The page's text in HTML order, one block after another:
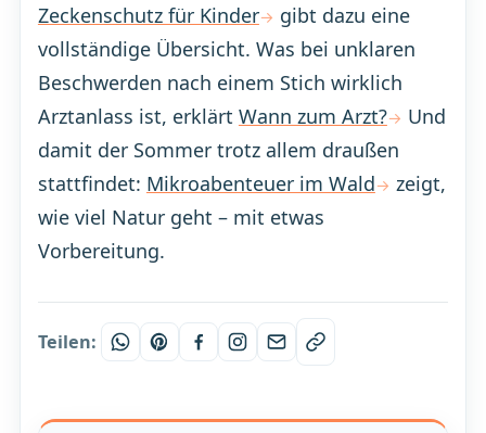
Zeckenschutz für Kinder
gibt dazu eine
vollständige Übersicht. Was bei unklaren
Beschwerden nach einem Stich wirklich
Arztanlass ist, erklärt Wann zum Arzt?
Und
damit der Sommer trotz allem draußen
stattfindet: Mikroabenteuer im Wald
zeigt,
wie viel Natur geht – mit etwas
Vorbereitung.
Teilen: